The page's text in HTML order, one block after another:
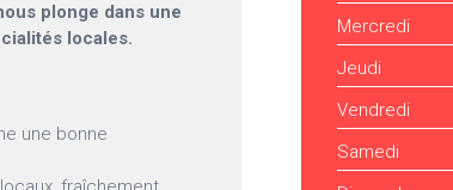
plonge dans une
locales.
une bonne
Mercredi
Jeudi
Vendredi
Samedi